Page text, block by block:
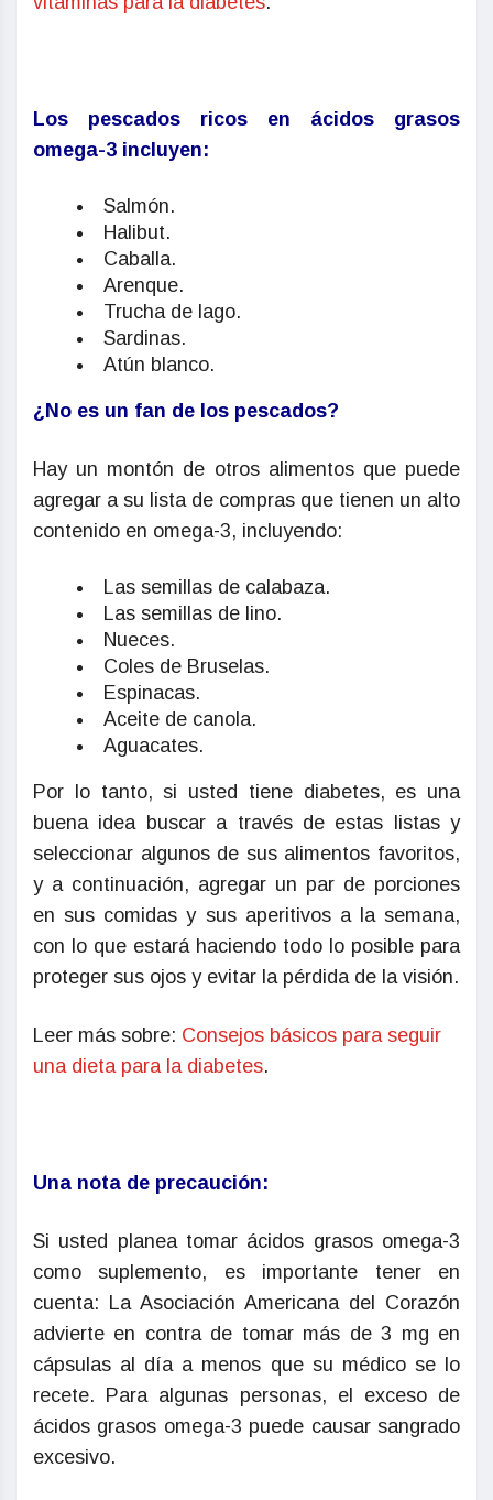
Los pescados ricos en ácidos grasos
omega-3 incluyen:
Salmón.
Halibut.
Caballa.
Arenque.
Trucha de lago.
Sardinas.
Atún blanco.
¿No es un fan de los pescados?
Hay un montón de otros alimentos que puede
agregar a su lista de compras que tienen un alto
contenido en omega-3, incluyendo:
Las semillas de calabaza.
Las semillas de lino.
Nueces.
Coles de Bruselas.
Espinacas.
Aceite de canola.
Aguacates.
Por lo tanto, si usted tiene diabetes, es una
buena idea buscar a través de estas listas y
seleccionar algunos de sus alimentos favoritos,
y a continuación, agregar un par de porciones
en sus comidas y sus aperitivos a la semana,
con lo que estará haciendo todo lo posible para
proteger sus ojos y evitar la pérdida de la visión.
Leer más sobre: Consejos básicos para seguir
una dieta para la diabetes.
Una nota de precaución:
Si usted planea tomar ácidos grasos omega-3
como suplemento, es importante tener en
cuenta: La Asociación Americana del Corazón
advierte en contra de tomar más de 3 mg en
cápsulas al día a menos que su médico se lo
recete. Para algunas personas, el exceso de
ácidos grasos omega-3 puede causar sangrado
excesivo.